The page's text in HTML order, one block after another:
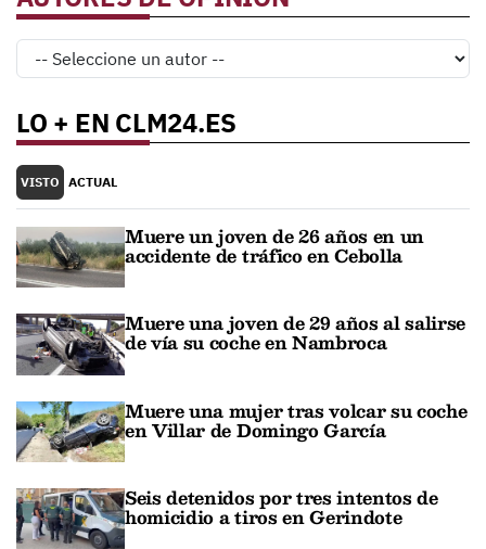
LO + EN CLM24.ES
VISTO ACTUAL
Muere un joven de 26 años en un
accidente de tráfico en Cebolla
Muere una joven de 29 años al salirse
de vía su coche en Nambroca
Muere una mujer tras volcar su coche
en Villar de Domingo García
Seis detenidos por tres intentos de
homicidio a tiros en Gerindote